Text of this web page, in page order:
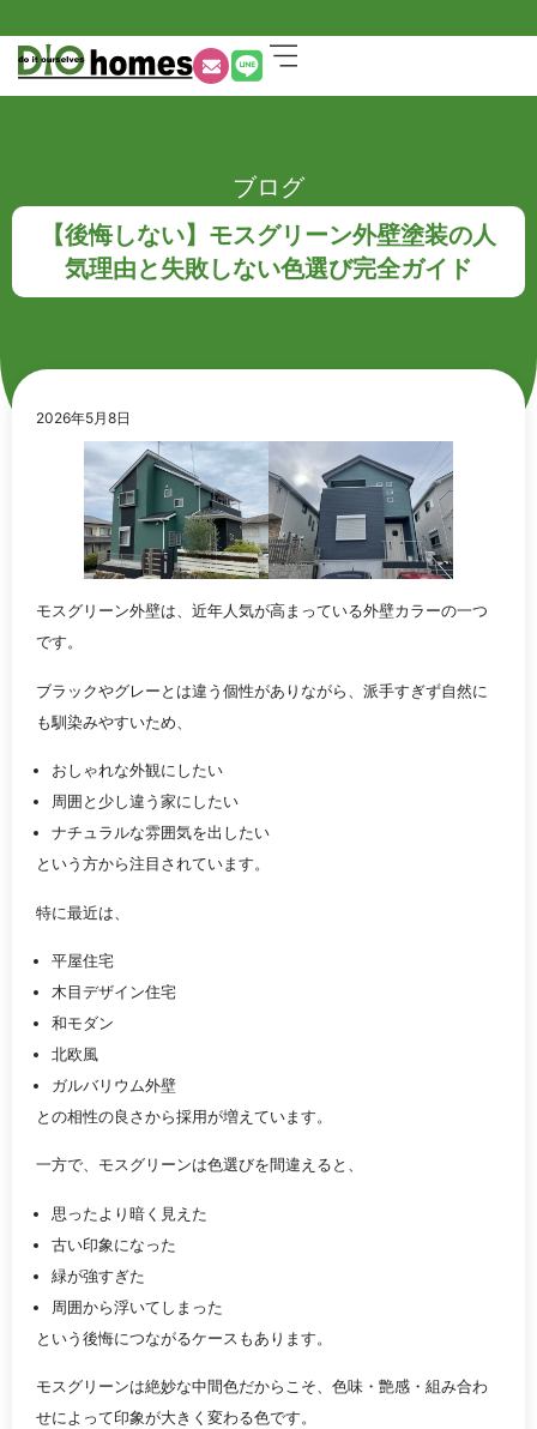
ブログ
【後悔しない】モスグリーン外壁塗装の人
気理由と失敗しない色選び完全ガイド
2026年5月8日
モスグリーン外壁は、近年人気が高まっている外壁カラーの一つ
です。
ブラックやグレーとは違う個性がありながら、派手すぎず自然に
も馴染みやすいため、
おしゃれな外観にしたい
周囲と少し違う家にしたい
ナチュラルな雰囲気を出したい
という方から注目されています。
特に最近は、
平屋住宅
木目デザイン住宅
和モダン
北欧風
ガルバリウム外壁
との相性の良さから採用が増えています。
一方で、モスグリーンは色選びを間違えると、
思ったより暗く見えた
古い印象になった
緑が強すぎた
周囲から浮いてしまった
という後悔につながるケースもあります。
モスグリーンは絶妙な中間色だからこそ、色味・艶感・組み合わ
せによって印象が大きく変わる色です。